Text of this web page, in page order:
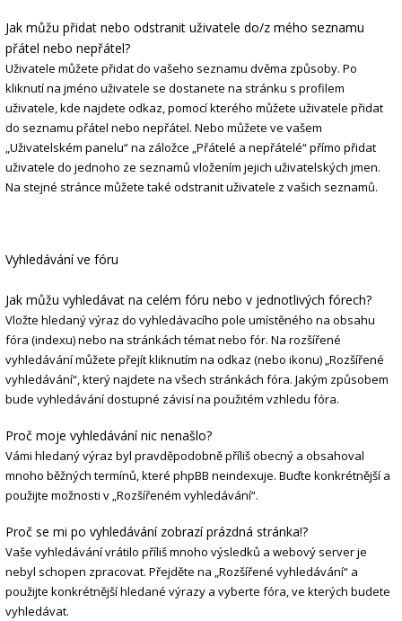
Jak můžu přidat nebo odstranit uživatele do/z mého seznamu
přátel nebo nepřátel?
Uživatele můžete přidat do vašeho seznamu dvěma způsoby. Po
kliknutí na jméno uživatele se dostanete na stránku s profilem
uživatele, kde najdete odkaz, pomocí kterého můžete uživatele přidat
do seznamu přátel nebo nepřátel. Nebo můžete ve vašem
„Uživatelském panelu“ na záložce „Přátelé a nepřátelé“ přímo přidat
uživatele do jednoho ze seznamů vložením jejich uživatelských jmen.
Na stejné stránce můžete také odstranit uživatele z vašich seznamů.
Vyhledávání ve fóru
Jak můžu vyhledávat na celém fóru nebo v jednotlivých fórech?
Vložte hledaný výraz do vyhledávacího pole umístěného na obsahu
fóra (indexu) nebo na stránkách témat nebo fór. Na rozšířené
vyhledávání můžete přejít kliknutím na odkaz (nebo ikonu) „Rozšířené
vyhledávání“, který najdete na všech stránkách fóra. Jakým způsobem
bude vyhledávání dostupné závisí na použitém vzhledu fóra.
Proč moje vyhledávání nic nenašlo?
Vámi hledaný výraz byl pravděpodobně příliš obecný a obsahoval
mnoho běžných termínů, které phpBB neindexuje. Buďte konkrétnější a
použijte možnosti v „Rozšířeném vyhledávání“.
Proč se mi po vyhledávání zobrazí prázdná stránka!?
Vaše vyhledávání vrátilo příliš mnoho výsledků a webový server je
nebyl schopen zpracovat. Přejděte na „Rozšířené vyhledávání“ a
použijte konkrétnější hledané výrazy a vyberte fóra, ve kterých budete
vyhledávat.